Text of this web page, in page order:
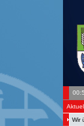
Wir